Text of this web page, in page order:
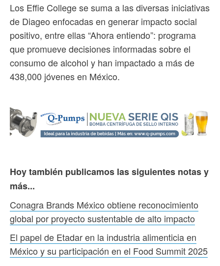
Los Effie College se suma a las diversas iniciativas
de Diageo enfocadas en generar impacto social
positivo, entre ellas “Ahora entiendo”: programa
que promueve decisiones informadas sobre el
consumo de alcohol y han impactado a más de
438,000 jóvenes en México.
Hoy también publicamos las siguientes notas y
más...
Conagra Brands México obtiene reconocimiento
global por proyecto sustentable de alto impacto
El papel de Etadar en la industria alimenticia en
México y su participación en el Food Summit 2025